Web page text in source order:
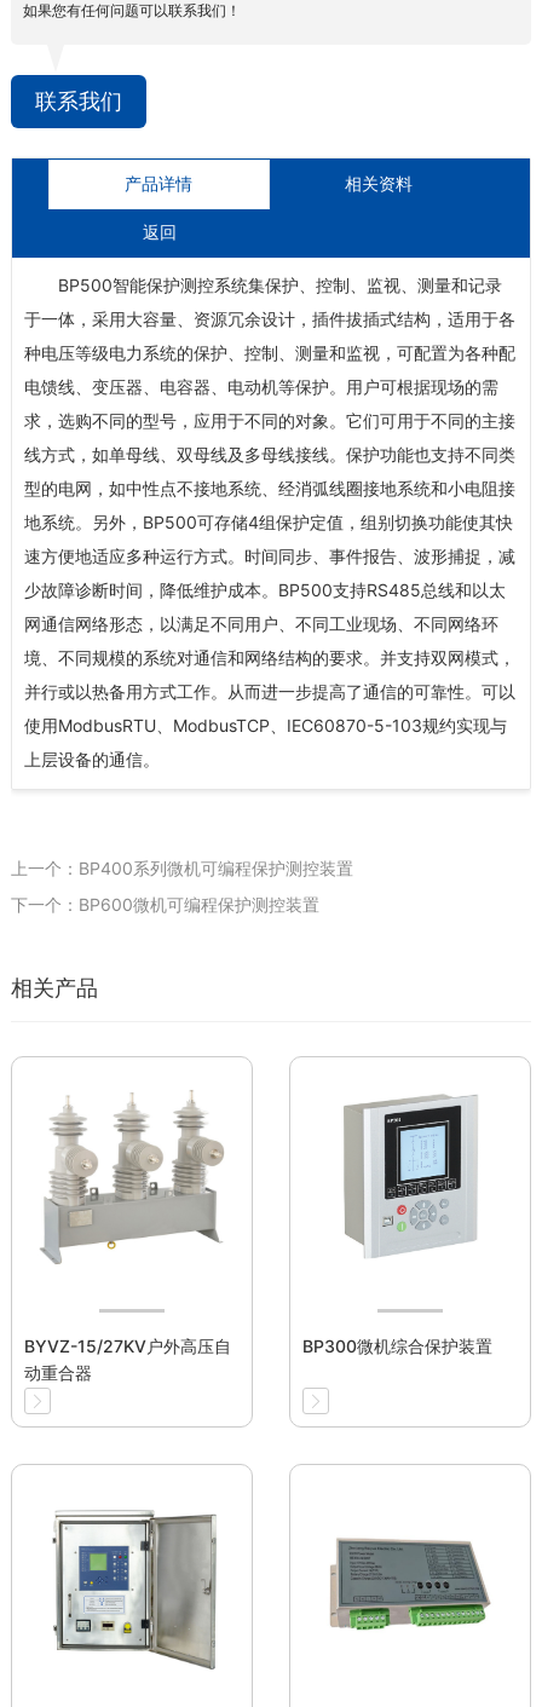
如果您有任何问题可以联系我们！
联系我们
产品详情 相关资料
返回
BP500智能保护测控系统集保护、控制、监视、测量和记录
于一体，采用大容量、资源冗余设计，插件拔插式结构，适用于各
种电压等级电力系统的保护、控制、测量和监视，可配置为各种配
电馈线、变压器、电容器、电动机等保护。用户可根据现场的需
求，选购不同的型号，应用于不同的对象。它们可用于不同的主接
线方式，如单母线、双母线及多母线接线。保护功能也支持不同类
型的电网，如中性点不接地系统、经消弧线圈接地系统和小电阻接
地系统。另外，BP500可存储4组保护定值，组别切换功能使其快
速方便地适应多种运行方式。时间同步、事件报告、波形捕捉，减
少故障诊断时间，降低维护成本。BP500支持RS485总线和以太
网通信网络形态，以满足不同用户、不同工业现场、不同网络环
境、不同规模的系统对通信和网络结构的要求。并支持双网模式，
并行或以热备用方式工作。从而进一步提高了通信的可靠性。可以
使用ModbusRTU、ModbusTCP、IEC60870-5-103规约实现与
上层设备的通信。
上一个：BP400系列微机可编程保护测控装置
下一个：BP600微机可编程保护测控装置
相关产品
BYVZ-15/27KV户外高压自
动重合器
BP300微机综合保护装置